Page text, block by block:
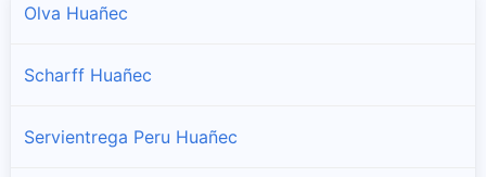
Olva Huañec
Scharff Huañec
Servientrega Peru Huañec